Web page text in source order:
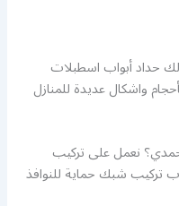
حداد أبواب اسطبلات
واشكال عديدة للمنازل
نعمل على تركيب
تركيب شبك حماية للنوافذ